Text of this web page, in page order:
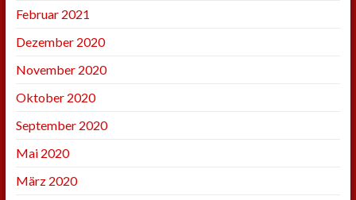
Februar 2021
Dezember 2020
November 2020
Oktober 2020
September 2020
Mai 2020
März 2020